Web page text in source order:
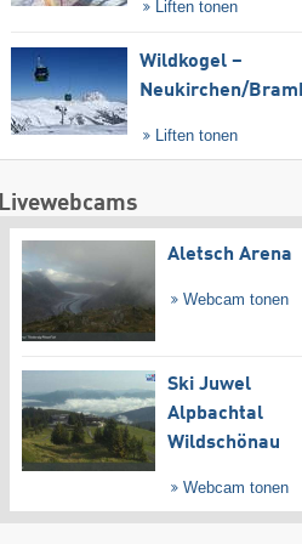
Liften tonen
Wildkogel –
Neukirchen/​
Liften tonen
Livewebcams
Aletsch Arena
Webcam tonen
Ski Juwel
Alpbachtal
Wildschönau
Webcam tonen